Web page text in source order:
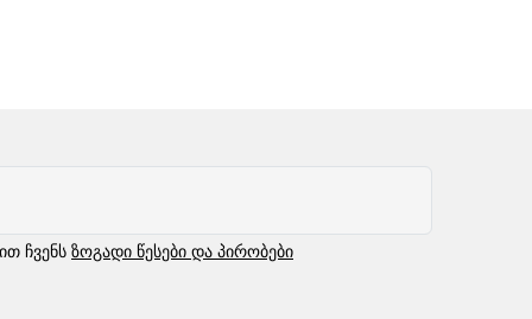
ჩვენს ზოგადი წესები და პირობები